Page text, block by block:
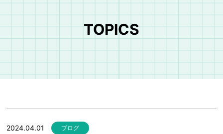
TOPICS
2024.04.01 ブログ